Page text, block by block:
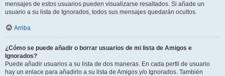
mensajes de estos usuarios pueden visualizarse resaltados. Si añade un
usuario a su lista de Ignorados, todos sus mensajes quedarán ocultos.
Arriba
¿Cómo se puede añadir o borrar usuarios de mi lista de Amigos e
Ignorados?
Puede añadir usuarios a su lista de dos maneras. En cada perfil de usuario
hay un enlace para añadirlo a su lista de Amigos y/o Ignorados. También